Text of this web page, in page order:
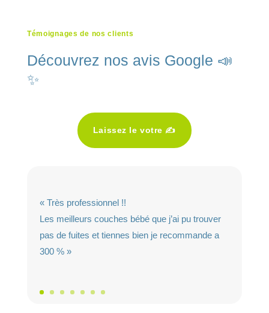
Témoignages de nos clients
Découvrez nos avis Google 📣
✨
Laissez le votre ✍️
« Très professionnel !!
Les meilleurs couches bébé que j’ai pu trouver
pas de fuites et tiennes bien je recommande a
300 % »